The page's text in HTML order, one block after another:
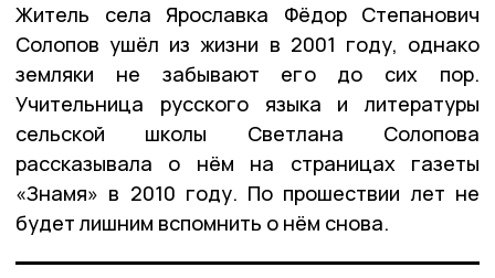
Житель села Ярославка Фёдор Степанович
Солопов ушёл из жизни в 2001 году, однако
земляки не забывают его до сих пор.
Учительница русского языка и литературы
сельской школы Светлана Солопова
рассказывала о нём на страницах газеты
«Знамя» в 2010 году. По прошествии лет не
будет лишним вспомнить о нём снова.